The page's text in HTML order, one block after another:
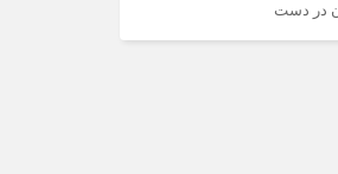
در دست